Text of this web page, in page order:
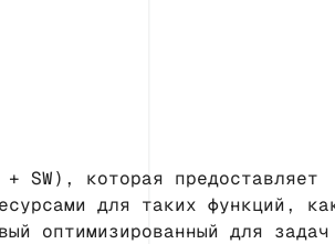
SW), которая предоставляет
для таких функций,
оптимизированный для задач